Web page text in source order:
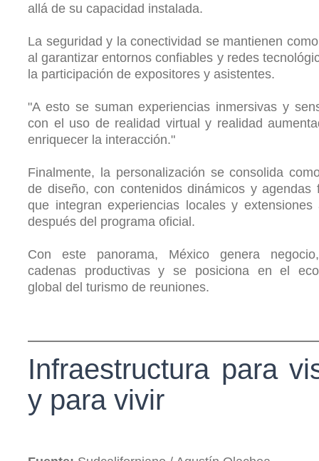
allá de su capacidad instalada.
La seguridad y la conectividad se mantienen
al garantizar entornos confiables y redes
la participación de expositores y asistentes.
"A esto se suman experiencias inmersivas y
con el uso de realidad virtual y realidad
enriquecer la interacción."
Finalmente, la personalización se consolida
de diseño, con contenidos dinámicos y agendas
que integran experiencias locales y extensiones
después del programa oficial.
Con este panorama, México genera
cadenas productivas y se posiciona en el
global del turismo de reuniones.
Infraestructura para
y para vivir